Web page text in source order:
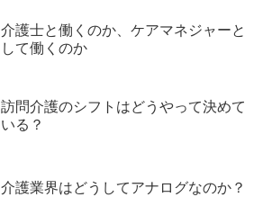
介護士と働くのか、ケアマネジャーと
して働くのか
訪問介護のシフトはどうやって決めて
いる？
介護業界はどうしてアナログなのか？